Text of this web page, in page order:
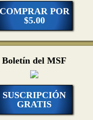
COMPRAR POR
$5.00
Boletín del MSF
SUSCRIPCIÓN
GRATIS